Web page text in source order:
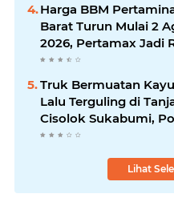
Harga BBM
Barat Turun Mulai 2
2026, Pertamax Jadi
per Liter, Cek Daftar
Terbaru
Truk Bermuatan
Lalu Terguling di
Cisolok Sukabumi,
Diduga Tak Kuat
Lihat